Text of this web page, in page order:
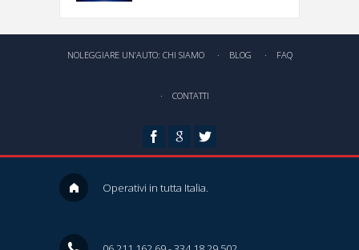
NOLEGGIARE UN’AUTO: CHI SIAMO BLOG FAQ
CONTATTI
a t g
Operativi in tutta Italia.